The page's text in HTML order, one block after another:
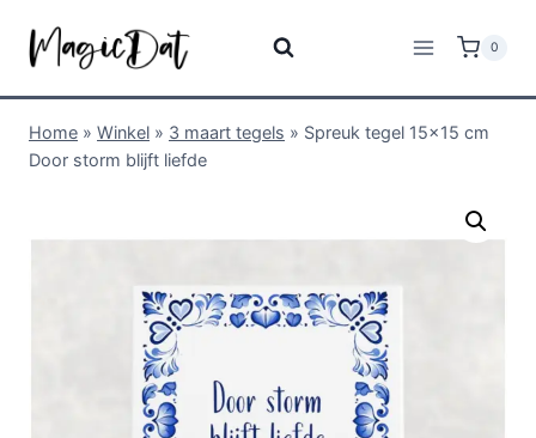
0
Home » Winkel » 3 maart tegels » Spreuk tegel 15×15 cm
Door storm blijft liefde